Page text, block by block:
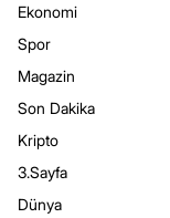
Ekonomi
Spor
Magazin
Son Dakika
Kripto
3.Sayfa
Dünya